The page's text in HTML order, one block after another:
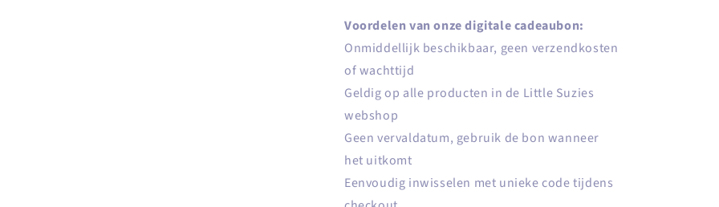
Voordelen van onze digitale cadeaubon:
Onmiddellijk beschikbaar, geen verzendkosten
of wachttijd
Geldig op alle producten in de Little Suzies
webshop
Geen vervaldatum, gebruik de bon wanneer
het uitkomt
Eenvoudig inwisselen met unieke code tijdens